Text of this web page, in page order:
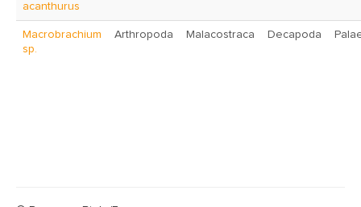
acanthurus
Macrobrachium
sp.
Arthropoda Malacostraca Decapoda